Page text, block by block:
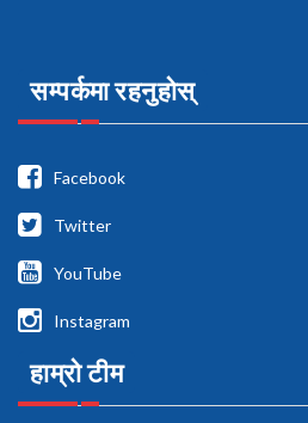
सम्पर्कमा रहनुहोस्
Facebook
Twitter
YouTube
Instagram
हाम्रो टीम